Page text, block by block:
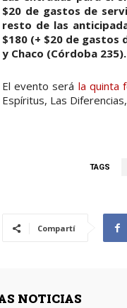
$20 de gastos de
resto de las
$180 (+ $20 de gastos
y Chaco (Córdoba
El evento será la quinta
Espíritus, Las
TAGS
Compartí
NOTICIAS